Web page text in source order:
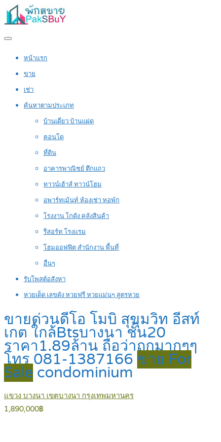
หน้าแรก
ขาย
เช่า
ค้นหาตามประเภท
บ้านเดี่ยว บ้านแฝด
คอนโด
ที่ดิน
อาคารพาณิชย์ ตึกแถว
ทาวน์เฮ้าส์ ทาวน์โฮม
อพาร์ทเม้นท์ ห้องเช่า หอพัก
โรงงาน โกดัง คลังสินค้า
รีสอร์ท โรงแรม
โฮมออฟฟิต สำนักงาน พื้นที่
อื่นๆ
รับโพสต์อสังหา
หวยเด็ด เลขดัง หวยฟรี หวยแม่นๆ สูตรหวย
ขายด่วนดีโอ โมบิ สุขุมวิท อีสท์
เกต ใกล้Btsบางนา ชั้น20
ราคา1.89ล้าน ถือว่าถูกมากๆๆ
โทร 081-1387166 ขาย For
Sale condominium
แขวง บางนา เขตบางนา กรุงเทพมหานคร
1,890,000฿